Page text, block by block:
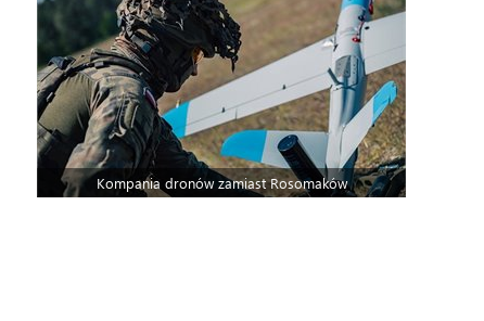
Kompania dronów zamiast Rosomaków